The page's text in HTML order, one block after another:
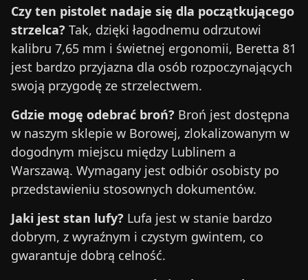
Czy ten pistolet nadaje się dla początkującego
strzelca? Tak, dzięki łagodnemu odrzutowi
kalibru 7,65 mm i świetnej ergonomii, Beretta 81
jest bardzo przyjazna dla osób rozpoczynających
swoją przygodę ze strzelectwem.
Gdzie mogę odebrać broń? Broń jest dostępna
w naszym sklepie w Borowej, zlokalizowanym w
dogodnym miejscu między Lublinem a
Warszawą. Wymagany jest odbiór osobisty po
przedstawieniu stosownych dokumentów.
Jaki jest stan lufy? Lufa jest w stanie bardzo
dobrym, z wyraźnym i czystym gwintem, co
gwarantuje dobrą celność.